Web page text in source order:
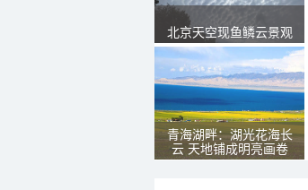
北京天空现鱼鳞云景观
青海湖畔：湖光花海长
云 天地铺成明亮画卷